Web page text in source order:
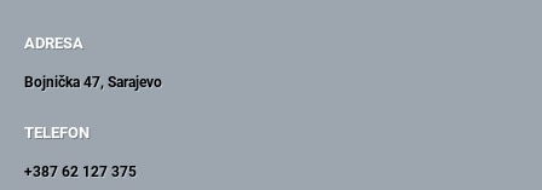
ADRESA
Bojnička 47, Sarajevo
TELEFON
+387 62 127 375